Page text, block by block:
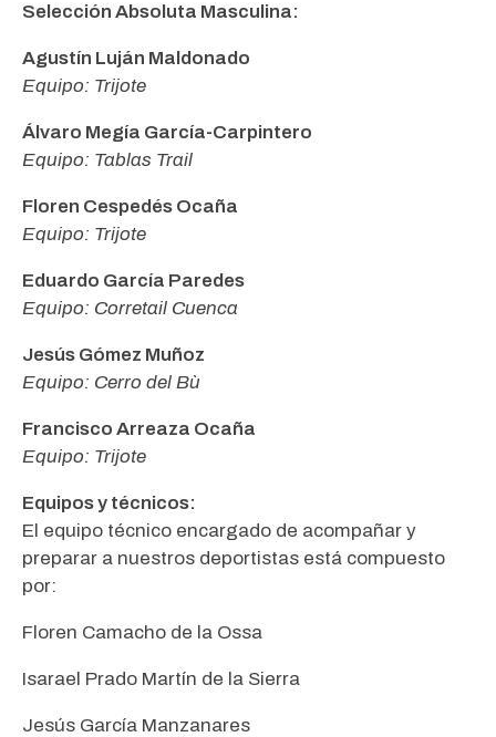
Selección Absoluta Masculina:
Agustín Luján Maldonado
Equipo: Trijote
Álvaro Megía García-Carpintero
Equipo: Tablas Trail
Floren Cespedés Ocaña
Equipo: Trijote
Eduardo García Paredes
Equipo: Corretail Cuenca
Jesús Gómez Muñoz
Equipo: Cerro del Bù
Francisco Arreaza Ocaña
Equipo: Trijote
Equipos y técnicos:
El equipo técnico encargado de acompañar y
preparar a nuestros deportistas está compuesto
por:
Floren Camacho de la Ossa
Isarael Prado Martín de la Sierra
Jesús García Manzanares